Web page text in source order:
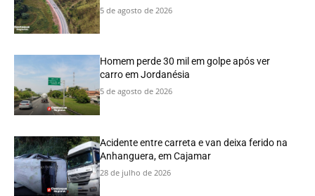
5 de agosto de 2026
Homem perde 30 mil em golpe após ver
carro em Jordanésia
5 de agosto de 2026
Acidente entre carreta e van deixa ferido na
Anhanguera, em Cajamar
28 de julho de 2026